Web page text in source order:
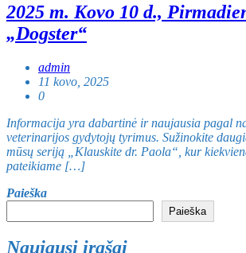
2025 m. Kovo 10 d.,
„Dogster“
admin
11 kovo, 2025
0
Informacija yra dabartinė ir naujausia pagal
veterinarijos gydytojų tyrimus. Sužinokite
mūsų seriją „Klauskite dr. Paola“, kur
pateikiame […]
Paieška
Paieška
Naujausi įrašai